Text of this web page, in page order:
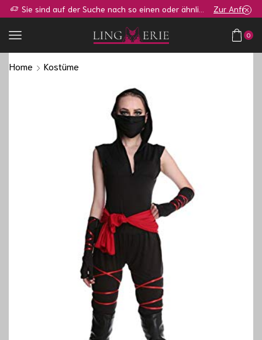
Zur Anfrage
0
Home Kostüme